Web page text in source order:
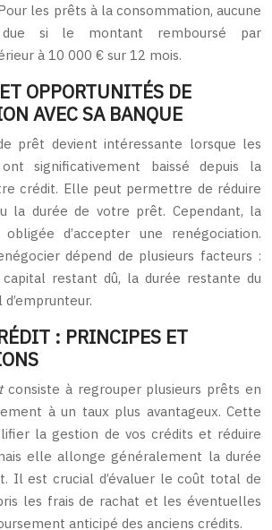
les prêts à la consommation, aucune
due si le montant remboursé par
à 10 000 € sur 12 mois.
OPPORTUNITÉS DE
AVEC SA BANQUE
prêt devient intéressante lorsque les
significativement baissé depuis la
crédit. Elle peut permettre de réduire
la durée de votre prêt. Cependant, la
obligée d’accepter une renégociation.
dépend de plusieurs facteurs :
restant dû, la durée restante du
: PRINCIPES ET
consiste à regrouper plusieurs prêts en
à un taux plus avantageux. Cette
la gestion de vos crédits et réduire
elle allonge généralement la durée
Il est crucial d’évaluer le coût total de
les frais de rachat et les éventuelles
anticipé des anciens crédits.